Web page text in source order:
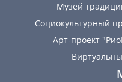
Музей
Социокультурный
Арт-проект